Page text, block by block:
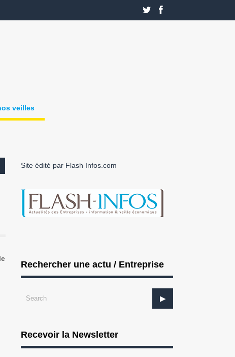
veilles
Site édité par Flash Infos.com
Rechercher une actu / Entreprise
Recevoir la Newsletter